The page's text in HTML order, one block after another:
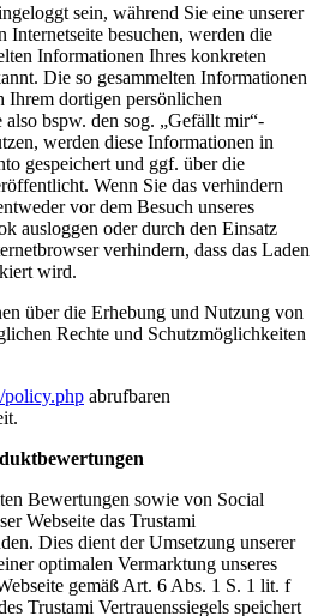
sein, während Sie eine unserer
Internetseite besuchen, werden die
Informationen Ihres konkreten
Die so gesammelten Informationen
dortigen persönlichen
bspw. den sog. „Gefällt mir“-
werden diese Informationen in
gespeichert und ggf. über die
Wenn Sie das verhindern
vor dem Besuch unseres
ausloggen oder durch den Einsatz
verhindern, dass das Laden
wird.
über die Erhebung und Nutzung von
Rechte und Schutzmöglichkeiten
policy.php abrufbaren
Bewertungen sowie von Social
Webseite das Trustami
Dies dient der Umsetzung unserer
optimalen Vermarktung unseres
gemäß Art. 6 Abs. 1 S. 1 lit. f
Trustami Vertrauenssiegels speichert